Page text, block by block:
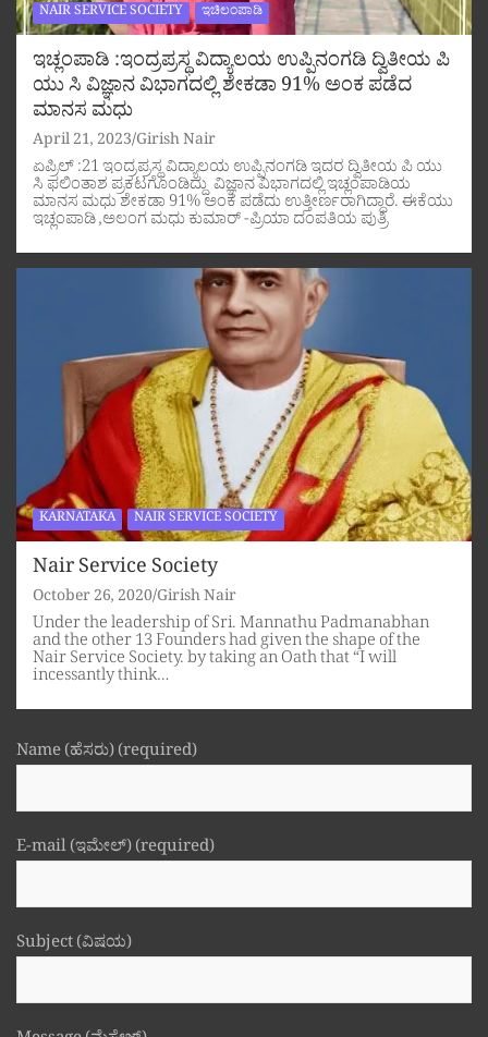
NAIR SERVICE SOCIETY ಇಚಿಲಂಪಾಡಿ
ಇಚ್ಲಂಪಾಡಿ :ಇಂದ್ರಪ್ರಸ್ಥ ವಿದ್ಯಾಲಯ ಉಪ್ಪಿನಂಗಡಿ ದ್ವಿತೀಯ ಪಿ
ಯು ಸಿ ವಿಜ್ಞಾನ ವಿಭಾಗದಲ್ಲಿ ಶೇಕಡಾ 91% ಅಂಕ ಪಡೆದ
ಮಾನಸ ಮಧು
April 21, 2023 Girish Nair
ಏಪ್ರಿಲ್ :21 ಇಂದ್ರಪ್ರಸ್ಥ ವಿದ್ಯಾಲಯ ಉಪ್ಪಿನಂಗಡಿ ಇದರ ದ್ವಿತೀಯ ಪಿ ಯು
ಸಿ ಫಲಿಂತಾಶ ಪ್ರಕಟಗೊಂಡಿದ್ದು ವಿಜ್ಞಾನ ವಿಭಾಗದಲ್ಲಿ ಇಚ್ಲಂಪಾಡಿಯ
ಮಾನಸ ಮಧು ಶೇಕಡಾ 91% ಅಂಕ ಪಡೆದು ಉತ್ತೀರ್ಣರಾಗಿದ್ದಾರೆ. ಈಕೆಯು
ಇಚ್ಲಂಪಾಡಿ ,ಅಲಂಗ ಮಧು ಕುಮಾರ್ -ಪ್ರಿಯಾ ದಂಪತಿಯ ಪುತ್ರಿ
KARNATAKA NAIR SERVICE SOCIETY
Nair Service Society
October 26, 2020 Girish Nair
Under the leadership of Sri. Mannathu Padmanabhan
and the other 13 Founders had given the shape of the
Nair Service Society. by taking an Oath that “I will
incessantly think…
Name (ಹೆಸರು) (required)
E-mail (ಇಮೇಲ್) (required)
Subject (ವಿಷಯ)